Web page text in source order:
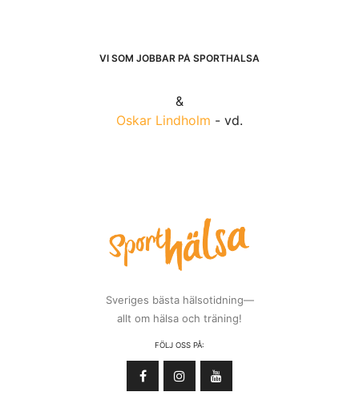
VI SOM JOBBAR PÅ SPORTHÄLSA
&
Oskar Lindholm - vd.
Sveriges bästa hälsotidning—
allt om hälsa och träning!
FÖLJ OSS PÅ: